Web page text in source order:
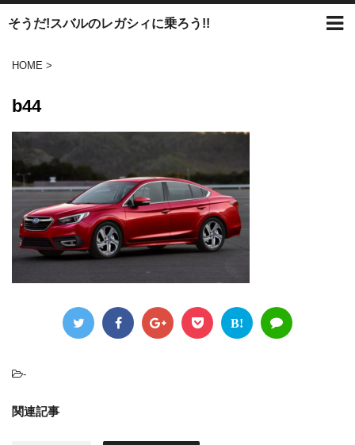
そうだ!スバルのレガシィに乗ろう!!
HOME >
b44
B!
-
関連記事